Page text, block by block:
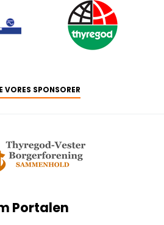
VORES SPONSORER
Portalen